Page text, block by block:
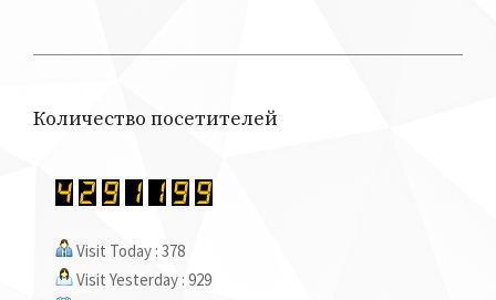
Количество посетителей
Visit Today : 378
Visit Yesterday : 929